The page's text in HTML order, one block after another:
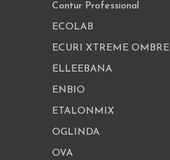
Contur Professional
ECOLAB
ECURI XTREME OMBRE
ELLEEBANA
ENBIO
ETALONMIX
OGLINDA
OVA